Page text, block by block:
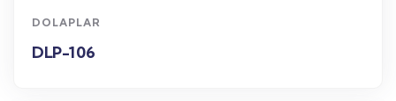
DOLAPLAR
DLP-106